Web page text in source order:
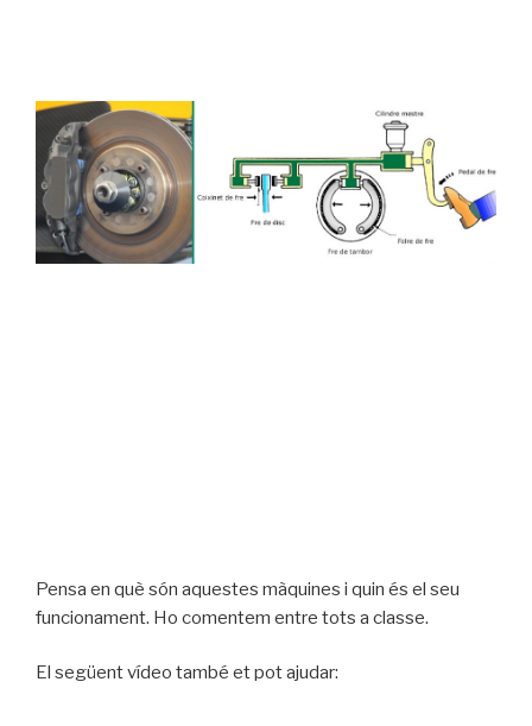
Pensa en què són aquestes màquines i quin és el seu
funcionament. Ho comentem entre tots a classe.
El següent vídeo també et pot ajudar: